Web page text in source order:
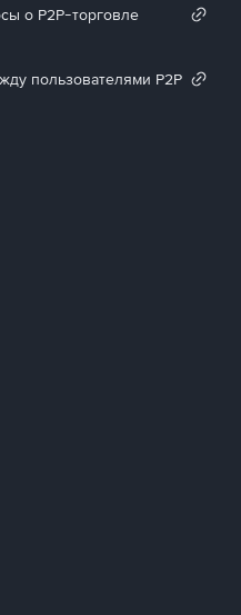
о P2P-торговле
пользователями P2P